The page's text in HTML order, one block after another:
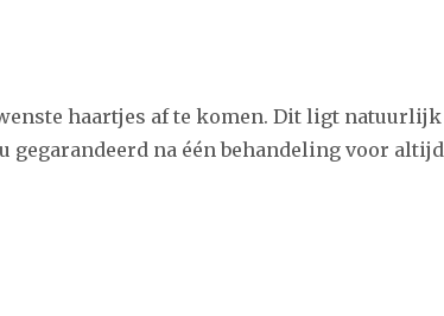
haartjes af te komen. Dit ligt natuurlijk
gegarandeerd na één behandeling voor altijd